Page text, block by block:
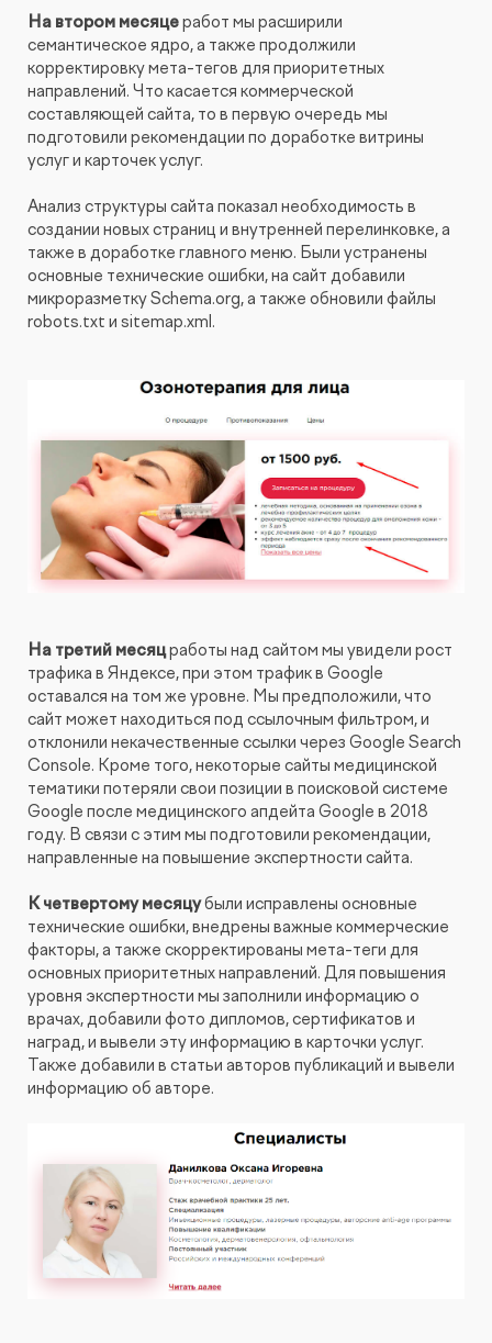
На втором месяцеработ мы расширили
семантическое ядро, а также продолжили
корректировку мета-тегов для приоритетных
направлений. Что касается коммерческой
составляющей сайта, то в первую очередь мы
подготовили рекомендации по доработке витрины
услуг и карточек услуг.
Анализ структуры сайта показал необходимость в
создании новых страниц и внутренней перелинковке, а
также в доработке главного меню. Были устранены
основные технические ошибки, на сайт добавили
микроразметку Schema.org, а также обновили файлы
robots.txt и sitemap.xml.
На третий месяцработы над сайтом мы увидели рост
трафика в Яндексе, при этом трафик в Google
оставался на том же уровне. Мы предположили, что
сайт может находиться под ссылочным фильтром, и
отклонили некачественные ссылки через Google Search
Console. Кроме того, некоторые сайты медицинской
тематики потеряли свои позиции в поисковой системе
Google после медицинского апдейта Google в 2018
году. В связи с этим мы подготовили рекомендации,
направленные на повышение экспертности сайта.
К четвертому месяцубыли исправлены основные
технические ошибки, внедрены важные коммерческие
факторы, а также скорректированы мета-теги для
основных приоритетных направлений. Для повышения
уровня экспертности мы заполнили информацию о
врачах, добавили фото дипломов, сертификатов и
наград, и вывели эту информацию в карточки услуг.
Также добавили в статьи авторов публикаций и вывели
информацию об авторе.